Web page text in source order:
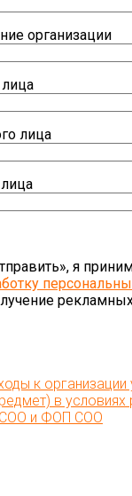
организации
лица
я
к организации
в условиях
и ФОП СОО